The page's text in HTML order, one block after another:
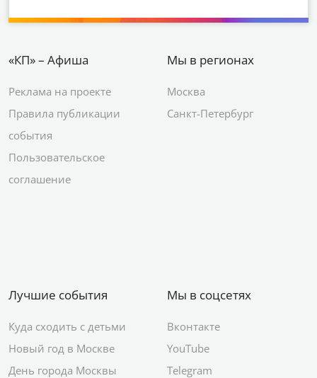
«КП» – Афиша
Реклама на проекте
Правила публикации
события
Пользовательское
соглашение
Мы в регионах
Москва
Санкт-Петербург
Лучшие события
Куда сходить с детьми
Новый год в Москве
День города Москвы
Мы в соцсетях
Вконтакте
YouTube
Telegram